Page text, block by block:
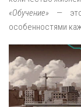
«Обучение» —
особенностями